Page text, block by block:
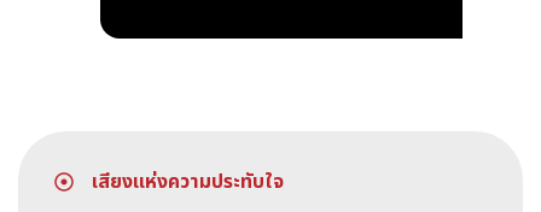
เสียงแห่งความประทับใจ